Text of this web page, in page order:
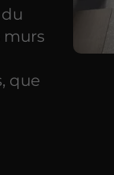
murs
que